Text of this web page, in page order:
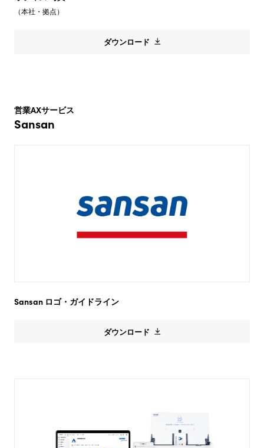
（本社・拠点）
ダウンロード
営業AXサービス
Sansan
Sansan ロゴ・ガイドライン
ダウンロード